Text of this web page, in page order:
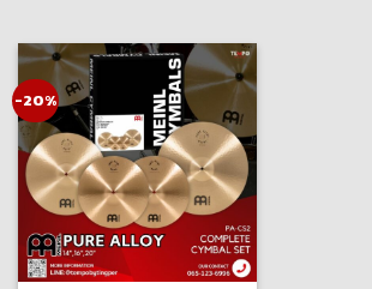
-20%